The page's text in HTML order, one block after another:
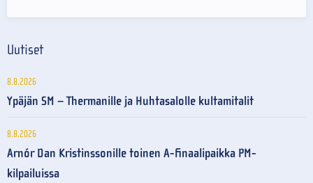
Uutiset
8.8.2026
Ypäjän SM – Thermanille ja Huhtasalolle kultamitalit
8.8.2026
Arnór Dan Kristinssonille toinen A-finaalipaikka PM-
kilpailuissa